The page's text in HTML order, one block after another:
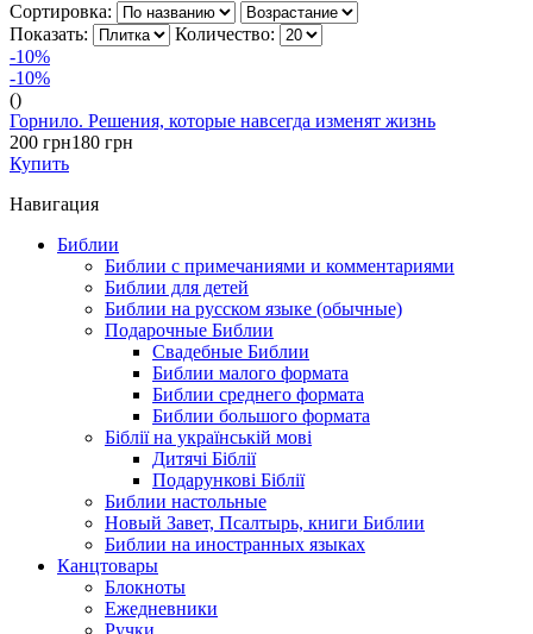
Сортировка:
Показать:
Количество:
-10%
-10%
()
Горнило. Решения, которые навсегда изменят жизнь
200 грн180 грн
Купить
Навигация
Библии
Библии с примечаниями и комментариями
Библии для детей
Библии на русском языке (обычные)
Подарочные Библии
Свадебные Библии
Библии малого формата
Библии среднего формата
Библии большого формата
Біблії на українській мові
Дитячі Біблії
Подарункові Біблії
Библии настольные
Новый Завет, Псалтырь, книги Библии
Библии на иностранных языках
Канцтовары
Блокноты
Ежедневники